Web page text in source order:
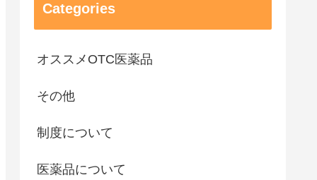
Categories
オススメOTC医薬品
その他
制度について
医薬品について